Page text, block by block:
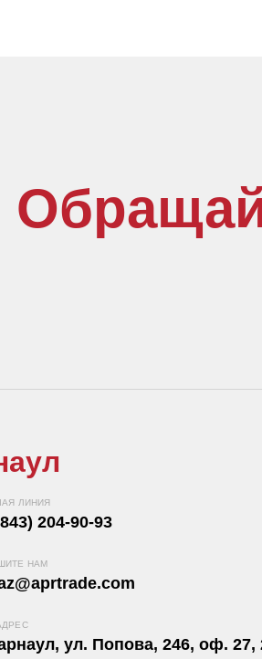
ЛИНИЯ
204-90-93
НАМ
ул. Попова, 246, оф. 27,